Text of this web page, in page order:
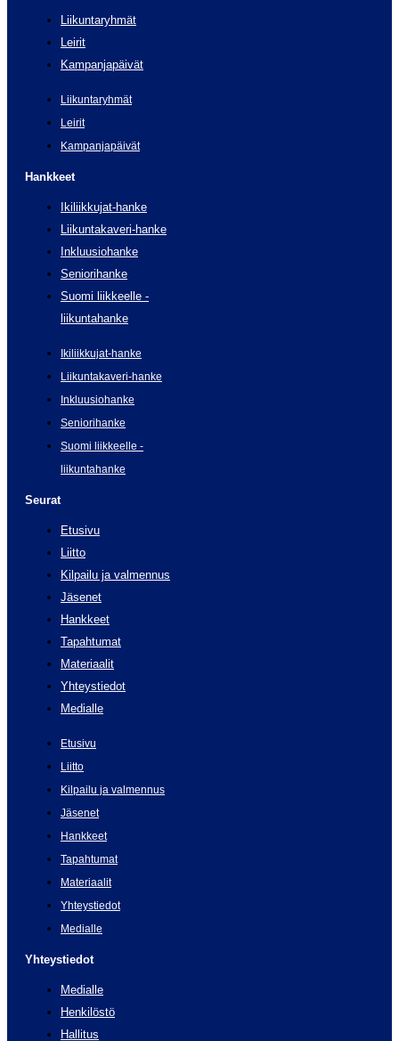
Liikuntaryhmät
Leirit
Kampanjapäivät
Liikuntaryhmät
Leirit
Kampanjapäivät
Hankkeet
Ikiliikkujat-hanke
Liikuntakaveri-hanke
Inkluusiohanke
Seniorihanke
Suomi liikkeelle -
liikuntahanke
Ikiliikkujat-hanke
Liikuntakaveri-hanke
Inkluusiohanke
Seniorihanke
Suomi liikkeelle -
liikuntahanke
Seurat
Etusivu
Liitto
Kilpailu ja valmennus
Jäsenet
Hankkeet
Tapahtumat
Materiaalit
Yhteystiedot
Medialle
Etusivu
Liitto
Kilpailu ja valmennus
Jäsenet
Hankkeet
Tapahtumat
Materiaalit
Yhteystiedot
Medialle
Yhteystiedot
Medialle
Henkilöstö
Hallitus